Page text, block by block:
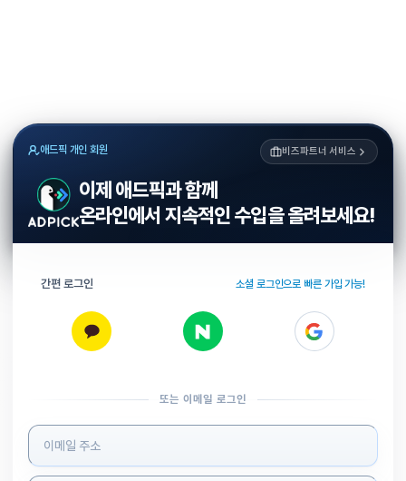
애드픽 개인 회원 비즈파트너 서비스
이제 애드픽과 함께
온라인에서 지속적인 수입을 올려보세요!
간편 로그인 소셜 로그인으로 빠른 가입 가능!
또는 이메일 로그인
로그인 정보 입력